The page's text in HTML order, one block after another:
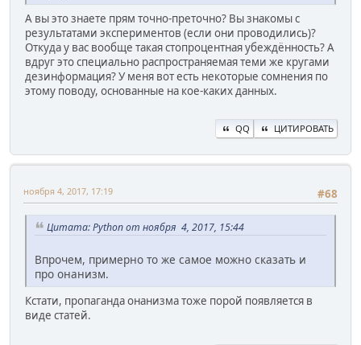
А вы это знаете прям точно-преточно? Вы знакомы с
результатами экспериментов (если они проводились)?
Откуда у вас вообще такая стопроцентная убеждённость? А
вдруг это специально распространяемая теми же кругами
дезинформация? У меня вот есть некоторые сомнения по
этому поводу, основанные на кое-каких данных.
QQ ЦИТИРОВАТЬ
#68
ноября 4, 2017, 17:19
Цитата: Python от ноября 4, 2017, 15:44
Впрочем, примерно то же самое можно сказать и
про онанизм.
Кстати, пропаганда онанизма тоже порой появляется в
виде статей.